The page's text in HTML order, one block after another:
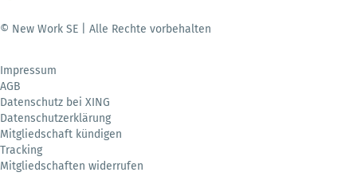
© New Work SE | Alle Rechte vorbehalten
Impressum
AGB
Datenschutz bei XING
Datenschutzerklärung
Mitgliedschaft kündigen
Tracking
Mitgliedschaften widerrufen